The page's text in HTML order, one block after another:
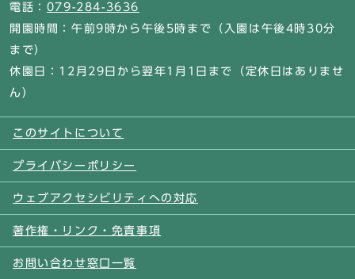
電話： 079-284-3636
開園時間：午前9時から午後5時まで（入園は午後4時30分
まで）
休園日：12月29日から翌年1月1日まで（定休日はありませ
ん）
このサイトについて
プライバシーポリシー
ウェブアクセシビリティへの対応
著作権・リンク・免責事項
お問い合わせ窓口一覧